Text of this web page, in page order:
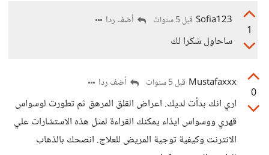
1
Sofia123 قبل 5 سنوات أضف ردا
ساحاول شكرا لك
0
Mustafaxxx قبل 5 سنوات أضف ردا
اري انك بدأت لديك. اعراض القلق المرهق ثم تطورت لوسواس
قهري ووسواس ايذاء يمكنك القراءة لمثل هذه الاستشارات علي
الانترنت وكيفية توجية المريض للعلاج. انصحك بالذهاب